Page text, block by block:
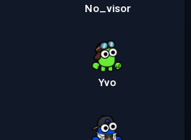
No_visor
Yvo